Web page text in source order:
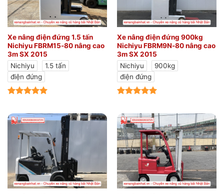
Xe nâng điện đứng 1.5 tấn
Nichiyu FBRM15-80 nâng cao
3m SX 2015
Nichiyu
1.5 tấn
điện đứng
Xe nâng điện đứng 900kg
Nichiyu FBRM9N-80 nâng cao
3m SX 2015
Nichiyu
900kg
điện đứng